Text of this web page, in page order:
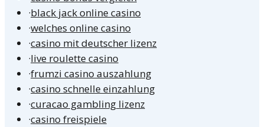
·black jack online casino
·welches online casino
·casino mit deutscher lizenz
·live roulette casino
·frumzi casino auszahlung
·casino schnelle einzahlung
·curacao gambling lizenz
·casino freispiele